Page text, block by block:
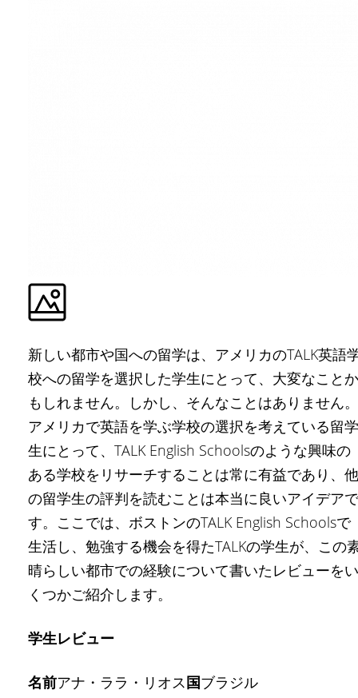
新しい都市や国への留学は、アメリカのTALK英語
校への留学を選択した学生にとって、大変なことか
もしれません。しかし、そんなことはありません。
アメリカで英語を学ぶ学校の選択を考えている留学
生にとって、TALK English Schoolsのような興味の
ある学校をリサーチすることは常に有益であり、他
の留学生の評判を読むことは本当に良いアイデアで
す。ここでは、ボストンのTALK English Schoolsで
生活し、勉強する機会を得たTALKの学生が、この
晴らしい都市での経験について書いたレビューをい
くつかご紹介します。
学生レビュー
名前アナ・ララ・リオス国ブラジル